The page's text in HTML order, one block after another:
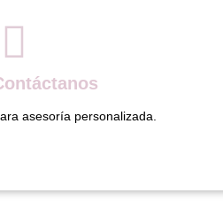
asesoría personalizada.